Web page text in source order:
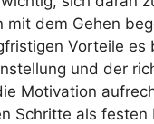
mit dem Gehen
Vorteile es
und der
Motivation
Schritte als festen